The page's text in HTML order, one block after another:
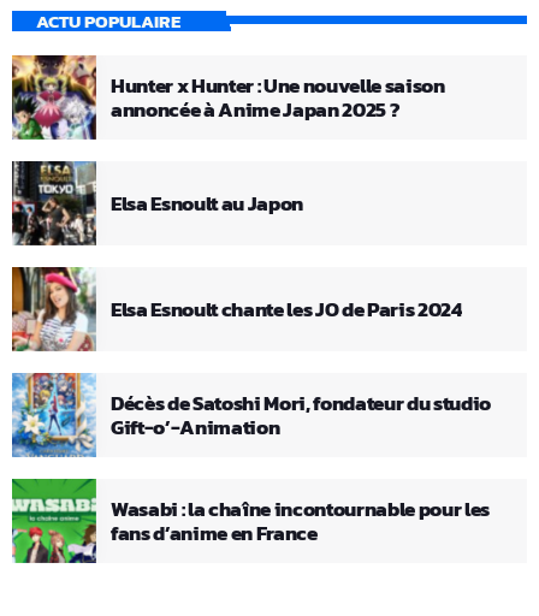
ACTU POPULAIRE
Hunter x Hunter : Une nouvelle saison
annoncée à Anime Japan 2025 ?
Elsa Esnoult au Japon
Elsa Esnoult chante les JO de Paris 2024
Décès de Satoshi Mori, fondateur du studio
Gift-o’-Animation
Wasabi : la chaîne incontournable pour les
fans d’anime en France